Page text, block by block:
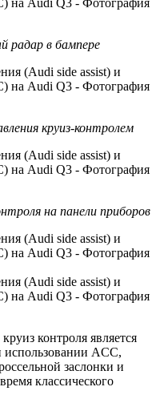
радар в бампере
круиз-контролем
на панели приборов
контроля является
ACC,
заслонки и
классического